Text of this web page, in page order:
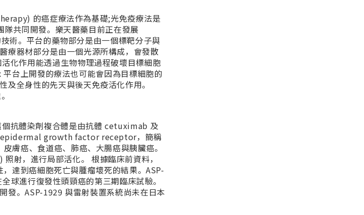
的癌症療法作為基礎;光免疫療法是
共同開發。樂天醫藥目前正在發展
術。平台的藥物部分是由一個標靶分子與
療器材部分是由一個光源所構成，會發散
化作用能透過生物物理過程破壞目標細胞
台上開發的療法也可能會因為目標細胞的
全身性的先天與後天免疫活化作用。
抗體染劑複合體是由抗體 cetuximab 及
epidermal growth factor receptor，簡稱
膚癌、食道癌、肺癌、大腸癌與胰臟癌。
射，進行局部活化。 根據臨床前資料，
達到癌細胞死亡與腫瘤壞死的結果。ASP-
球進行復發性頭頸癌的第三期臨床試驗。
發。ASP-1929 與雷射裝置系統尚未在日本